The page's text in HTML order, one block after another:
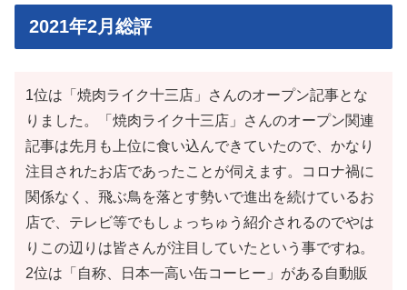
2021年2月総評
1位は「焼肉ライク十三店」さんのオープン記事とな
りました。「焼肉ライク十三店」さんのオープン関連
記事は先月も上位に食い込んできていたので、かなり
注目されたお店であったことが伺えます。コロナ禍に
関係なく、飛ぶ鳥を落とす勢いで進出を続けているお
店で、テレビ等でもしょっちゅう紹介されるのでやは
りこの辺りは皆さんが注目していたという事ですね。
2位は「自称、日本一高い缶コーヒー」がある自動販